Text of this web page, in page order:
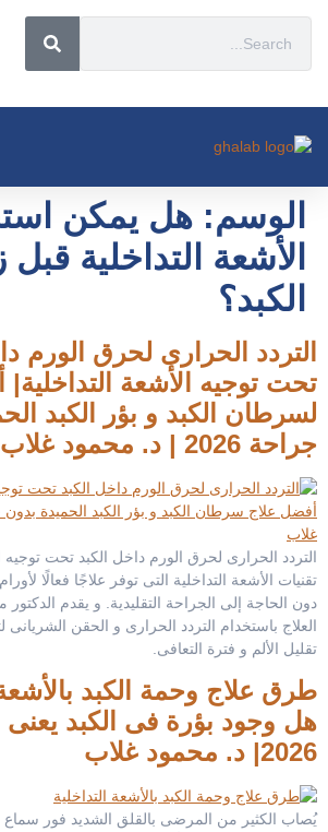
الوسم: هل يمكن
الأشعة التداخلية قبل
الكبد؟
التردد الحرارى لحرق الورم
تحت توجيه الأشعة
لسرطان الكبد و بؤر الكبد
جراحة 2026 | د. محمود غلاب
التردد الحرارى لحرق الورم داخل الكبد تحت
تقنيات الأشعة التداخلية التى توفر علاجًا فعالًا
دون الحاجة إلى الجراحة التقليدية. و يقدم
العلاج باستخدام التردد الحرارى و الحقن الشريانى
تقليل الألم و فترة التعافى.
طرق علاج وحمة الكبد بالأشعة
هل وجود بؤرة فى الكبد
2026| د. محمود غلاب
يُصاب الكثير من المرضى بالقلق الشديد فور سماع